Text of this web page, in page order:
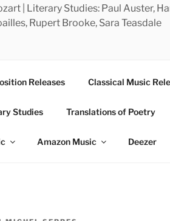
| Literary Studies: Paul Auster,
Rupert Brooke, Sara Teasdale
Releases Classical Music
Studies Translations of Poetry
Amazon Music Deezer